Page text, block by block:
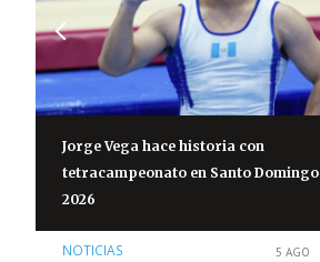
Jorge Vega hace historia con
tetracampeonato en Santo Domingo
2026
NOTICIAS 5 AGO